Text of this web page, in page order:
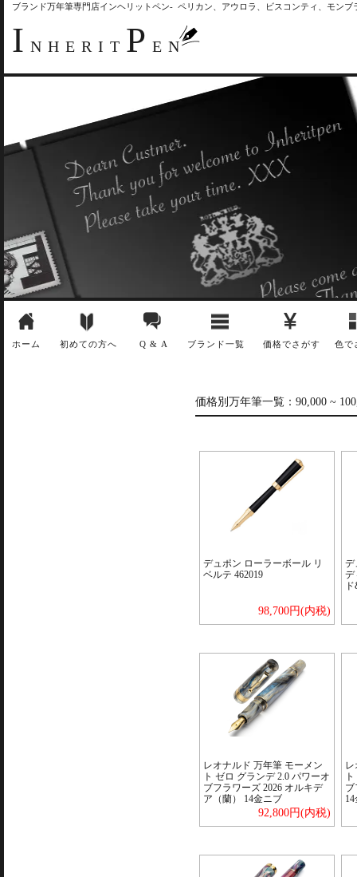
ブランド万年筆専門店インヘリットペン- ペリカン、アウロラ、ビスコンティ、モン
I NHERIT P EN
ホーム 初めての方へ Q & A ブランド一覧 価格でさがす 色で
価格別万年筆一覧： 90,000 ~
デュポン ローラーボール リ
ベルテ 462019
98,700円(内税)
デ
デ
レオナルド 万年筆 モーメン
ト ゼロ グランデ 2.0 パワーオ
ブフラワーズ 2026 オルキデ
ア（蘭） 14金ニブ
92,800円(内税)
レ
ブ